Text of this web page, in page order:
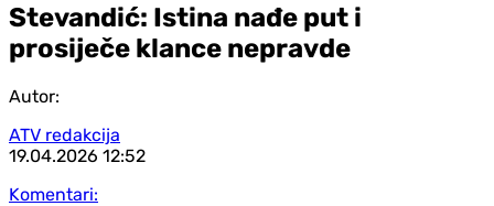
Stevandić: Istina nađe put i
prosiječe klance nepravde
Autor:
ATV redakcija
19.04.2026 12:52
Komentari: